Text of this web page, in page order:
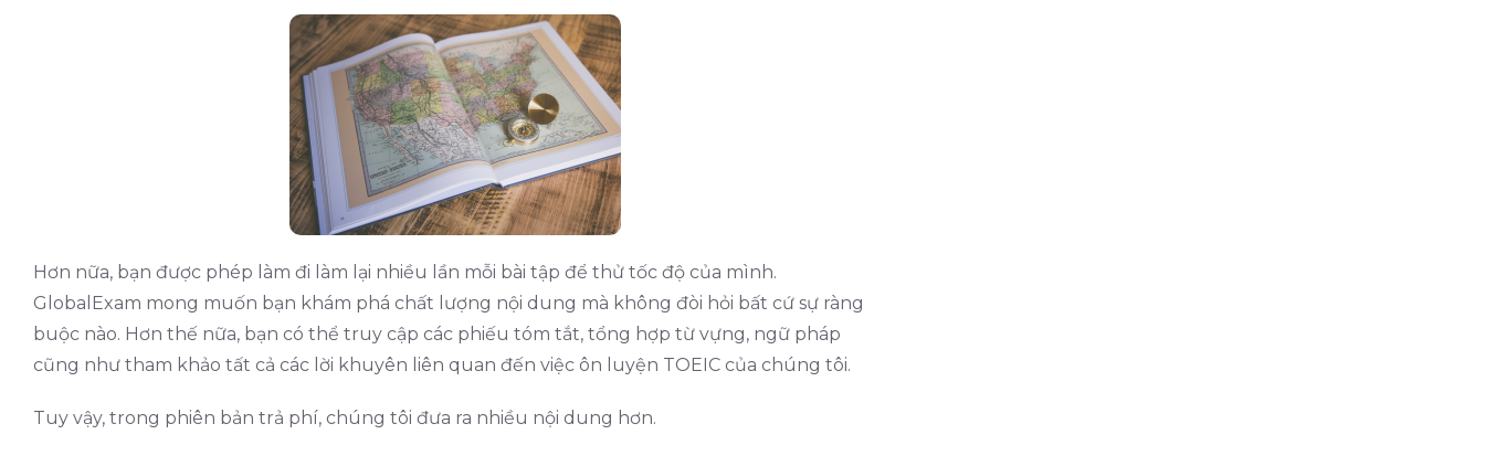
Hơn nữa, bạn được phép làm đi làm lại nhiều lần mỗi bài tập để thử tốc độ của mình.
GlobalExam mong muốn bạn khám phá chất lượng nội dung mà không đòi hỏi bất cứ sự ràng
buộc nào. Hơn thế nữa, bạn có thể truy cập các phiếu tóm tắt, tổng hợp từ vựng, ngữ pháp
cũng như tham khảo tất cả các lời khuyên liên quan đến việc ôn luyện TOEIC của chúng tôi.
Tuy vậy, trong phiên bản trả phí, chúng tôi đưa ra nhiều nội dung hơn.